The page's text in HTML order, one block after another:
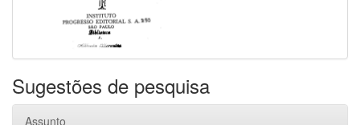
Sugestões de pesquisa
Assunto